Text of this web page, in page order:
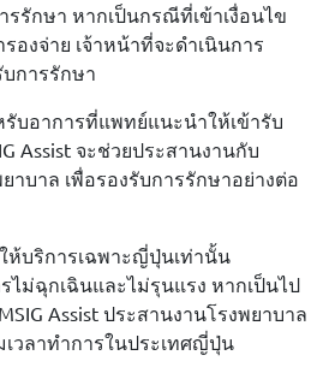
รรักษา หากเป็นกรณีที่เข้าเงื่อนไข
องจ่าย เจ้าหน้าที่จะดำเนินการ
การรักษา
บอาการที่แพทย์แนะนำให้เข้ารับ
Assist จะช่วยประสานงานกับ
าบาล เพื่อรองรับการรักษาอย่างต่อ
ห้บริการเฉพาะญี่ปุ่นเท่านั้น
ไม่ฉุกเฉินและไม่รุนแรง หากเป็นไป
Assist ประสานงานโรงพยาบาล
วลาทำการในประเทศญี่ปุ่น